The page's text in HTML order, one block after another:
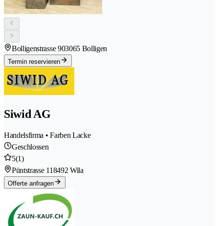
Bolligenstrasse 903065 Bolligen
Termin reservieren
Siwid AG
Handelsfirma • Farben Lacke
Geschlossen
5(1)
Püntstrasse 118492 Wila
Offerte anfragen